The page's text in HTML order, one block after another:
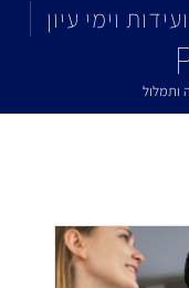
וימי עיון
ותמלול